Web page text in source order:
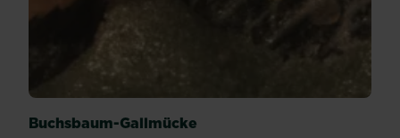
Buchsbaum-Gallmücke